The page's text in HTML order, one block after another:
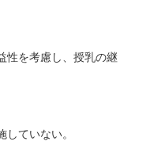
性を考慮し、授乳の継
ていない。